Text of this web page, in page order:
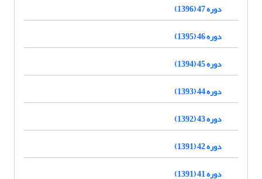
دوره 47 (1396)
دوره 46 (1395)
دوره 45 (1394)
دوره 44 (1393)
دوره 43 (1392)
دوره 42 (1391)
دوره 41 (1391)